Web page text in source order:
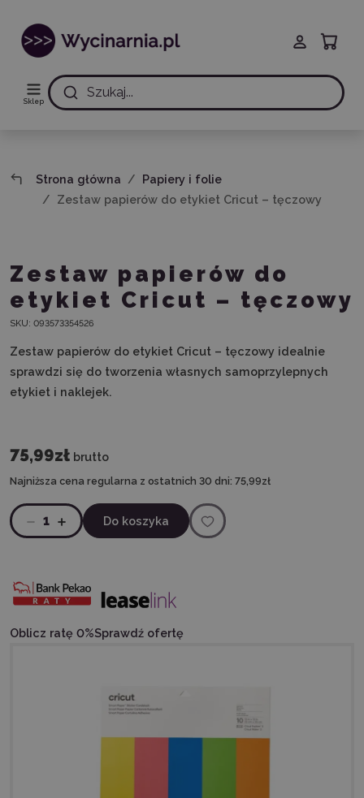
Sklep
Szukaj...
Strona główna
Papiery i folie
Zestaw papierów do etykiet Cricut – tęczowy
Zestaw papierów do
etykiet Cricut – tęczowy
SKU: 093573354526
Zestaw papierów do etykiet Cricut – tęczowy idealnie
sprawdzi się do tworzenia własnych samoprzylepnych
etykiet i naklejek.
75,99zł brutto
Najniższa cena regularna z ostatnich 30 dni: 75,99zł
1 Do koszyka
Oblicz ratę 0%Sprawdź ofertę